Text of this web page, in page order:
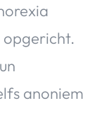
opgericht.
anoniem